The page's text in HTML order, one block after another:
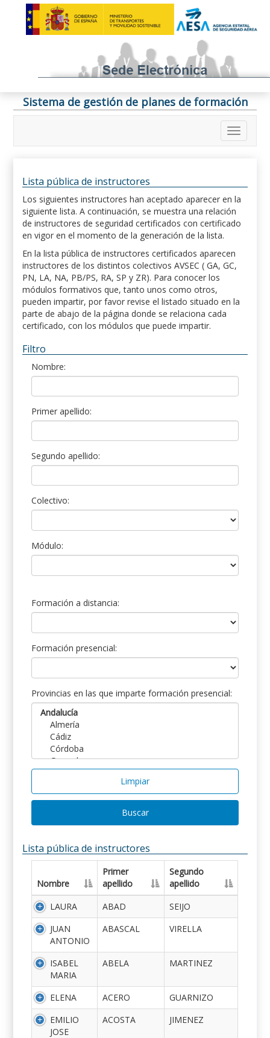
Sistema de gestión de planes de formación
Lista pública de instructores
Los siguientes instructores han aceptado aparecer en la
siguiente lista. A continuación, se muestra una relación
de instructores de seguridad certificados con certificado
en vigor en el momento de la generación de la lista.
En la lista pública de instructores certificados aparecen
instructores de los distintos colectivos AVSEC ( GA, GC,
PN, LA, NA, PB/PS, RA, SP y ZR). Para conocer los
módulos formativos que, tanto unos como otros,
pueden impartir, por favor revise el listado situado en la
parte de abajo de la página donde se relaciona cada
certificado, con los módulos que puede impartir.
Filtro
Nombre:
Primer apellido:
Segundo apellido:
Colectivo:
Módulo:
Formación a distancia:
Formación presencial:
Provincias en las que imparte formación presencial:
Limpiar
Buscar
Lista pública de instructores
Nombre
Primer
apellido
Segundo
apellido
LAURA
ABAD
SEIJO
JUAN
ANTONIO
ABASCAL VIRELLA
ISABEL
MARIA
ABELA MARTINEZ
ELENA ACERO
GUARNIZO
EMILIO
JOSE
ACOSTA JIMENEZ